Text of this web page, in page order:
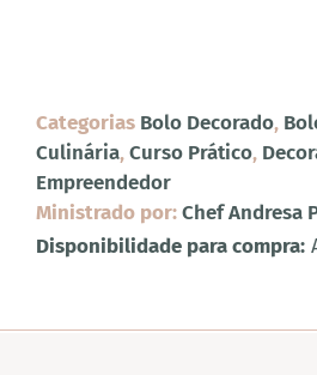
Categorias Bolo Decorado,
Culinária,Curso Prático,
Empreendedor
Ministrado por:Chef Andresa
Disponibilidade para compra: